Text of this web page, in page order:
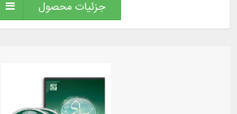
جزئیات محصول